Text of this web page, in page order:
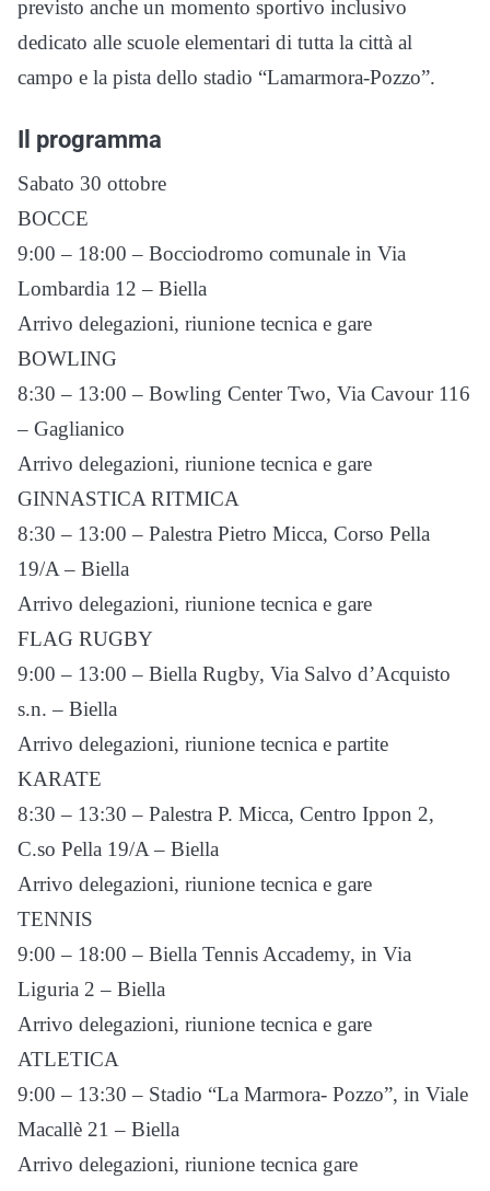
previsto anche un momento sportivo inclusivo
dedicato alle scuole elementari di tutta la città al
campo e la pista dello stadio “Lamarmora-Pozzo”.
Il programma
Sabato 30 ottobre
BOCCE
9:00 – 18:00 – Bocciodromo comunale in Via
Lombardia 12 – Biella
Arrivo delegazioni, riunione tecnica e gare
BOWLING
8:30 – 13:00 – Bowling Center Two, Via Cavour 116
– Gaglianico
Arrivo delegazioni, riunione tecnica e gare
GINNASTICA RITMICA
8:30 – 13:00 – Palestra Pietro Micca, Corso Pella
19/A – Biella
Arrivo delegazioni, riunione tecnica e gare
FLAG RUGBY
9:00 – 13:00 – Biella Rugby, Via Salvo d’Acquisto
s.n. – Biella
Arrivo delegazioni, riunione tecnica e partite
KARATE
8:30 – 13:30 – Palestra P. Micca, Centro Ippon 2,
C.so Pella 19/A – Biella
Arrivo delegazioni, riunione tecnica e gare
TENNIS
9:00 – 18:00 – Biella Tennis Accademy, in Via
Liguria 2 – Biella
Arrivo delegazioni, riunione tecnica e gare
ATLETICA
9:00 – 13:30 – Stadio “La Marmora- Pozzo”, in Viale
Macallè 21 – Biella
Arrivo delegazioni, riunione tecnica gare